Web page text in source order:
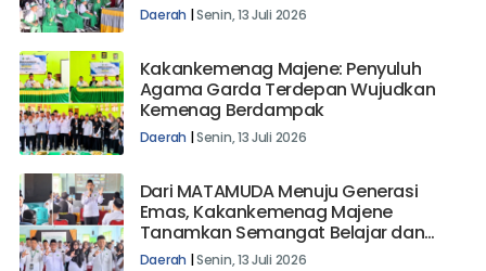
dan Prestasi
Daerah |Senin, 13 Juli 2026
Kakankemenag Majene: Penyuluh
Agama Garda Terdepan Wujudkan
Kemenag Berdampak
Daerah |Senin, 13 Juli 2026
Dari MATAMUDA Menuju Generasi
Emas, Kakankemenag Majene
Tanamkan Semangat Belajar dan
Karakter Mulia
Daerah |Senin, 13 Juli 2026